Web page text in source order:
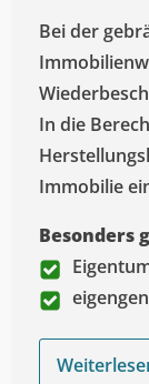
Bei der
In die
Immobilie
Besonders